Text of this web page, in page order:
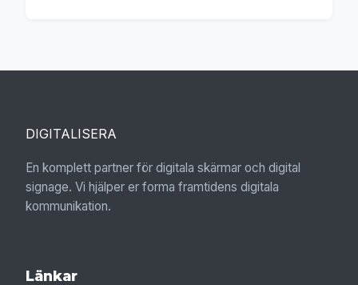
DIGITALISERA
En komplett partner för digitala skärmar och digital
signage. Vi hjälper er forma framtidens digitala
kommunikation.
Länkar